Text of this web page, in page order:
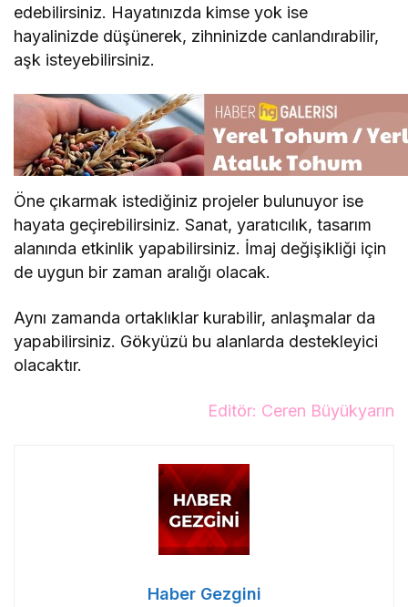
edebilirsiniz. Hayatınızda kimse yok ise
hayalinizde düşünerek, zihninizde canlandırabilir,
aşk isteyebilirsiniz.
Öne çıkarmak istediğiniz projeler bulunuyor ise
hayata geçirebilirsiniz. Sanat, yaratıcılık, tasarım
alanında etkinlik yapabilirsiniz. İmaj değişikliği için
de uygun bir zaman aralığı olacak.
Aynı zamanda ortaklıklar kurabilir, anlaşmalar da
yapabilirsiniz. Gökyüzü bu alanlarda destekleyici
olacaktır.
Editör: Ceren Büyükyarın
Haber Gezgini